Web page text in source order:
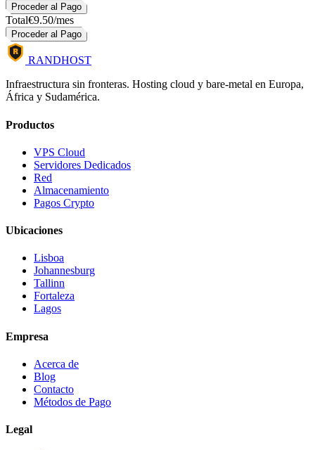
Proceder al Pago
Total€9.50/mes
Proceder al Pago
R
RANDHOST
Infraestructura sin fronteras. Hosting cloud y bare-metal en Europa,
África y Sudamérica.
Productos
VPS Cloud
Servidores Dedicados
Red
Almacenamiento
Pagos Crypto
Ubicaciones
Lisboa
Johannesburg
Tallinn
Fortaleza
Lagos
Empresa
Acerca de
Blog
Contacto
Métodos de Pago
Legal